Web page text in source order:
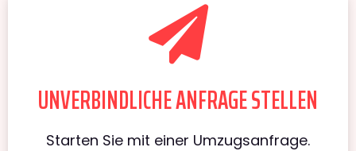
UNVERBINDLICHE ANFRAGE STELLEN
Starten Sie mit einer Umzugsanfrage.